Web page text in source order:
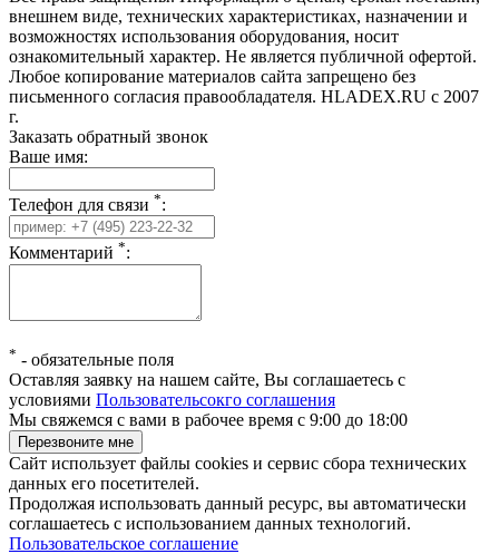
внешнем виде, технических характеристиках, назначении и
возможностях использования оборудования, носит
ознакомительный характер. Не является публичной офертой.
Любое копирование материалов сайта запрещено без
письменного согласия правообладателя. HLADEX.RU c 2007
г.
Заказать обратный звонок
Ваше имя:
Телефон для связи *:
Комментарий *:
* - обязательные поля
Оставляя заявку на нашем сайте, Вы соглашаетесь с
условиями Пользовательсокго соглашения
Мы свяжемся с вами в рабочее время с 9:00 до 18:00
Сайт использует файлы cookies и сервис сбора технических
данных его посетителей.
Продолжая использовать данный ресурс, вы автоматически
соглашаетесь с использованием данных технологий.
Пользовательское соглашение